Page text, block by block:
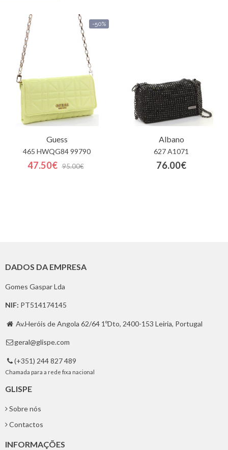
-50%
Guess
465 HWQG84 99790
47.50€ 95.00€
Albano
627 A1071
76.00€
DADOS DA EMPRESA
Gomes Gaspar Lda
NIF: PT514174145
 Av.Heróis de Angola 62/64 1ºDto, 2400-153 Leiria, Portugal
 geral@glispe.com
 (+351) 244 827 489
Chamada para a rede fixa nacional
GLISPE
Sobre nós
Contactos
INFORMAÇÕES